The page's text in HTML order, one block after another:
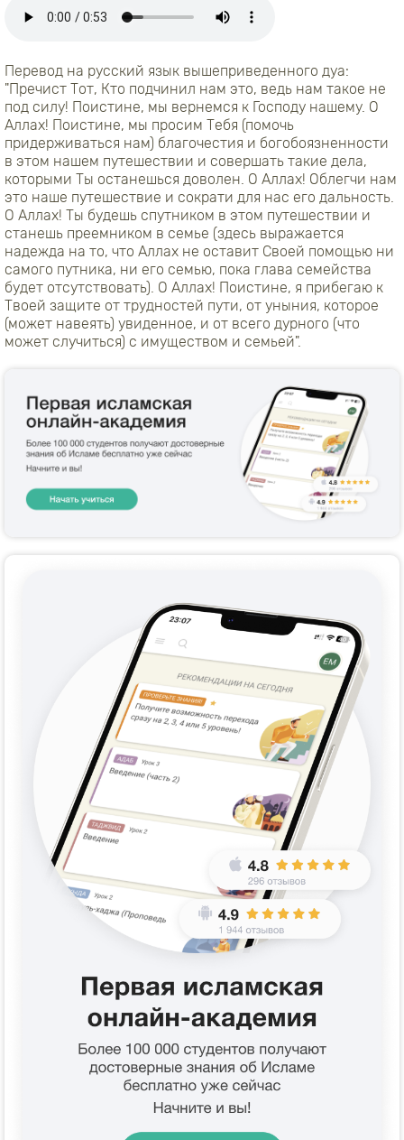
Перевод на русский язык вышеприведенного дуа:
"Пречист Тот, Кто подчинил нам это, ведь нам такое не
под силу! Поистине, мы вернемся к Господу нашему. О
Аллах! Поистине, мы просим Тебя (помочь
придерживаться нам) благочестия и богобоязненности
в этом нашем путешествии и совершать такие дела,
которыми Ты останешься доволен. О Аллах! Облегчи нам
это наше путешествие и сократи для нас его дальность.
О Аллах! Ты будешь спутником в этом путешествии и
станешь преемником в семье (здесь выражается
надежда на то, что Аллах не оставит Своей помощью ни
самого путника, ни его семью, пока глава семейства
будет отсутствовать). О Аллах! Поистине, я прибегаю к
Твоей защите от трудностей пути, от уныния, которое
(может навеять) увиденное, и от всего дурного (что
может случиться) с имуществом и семьей".